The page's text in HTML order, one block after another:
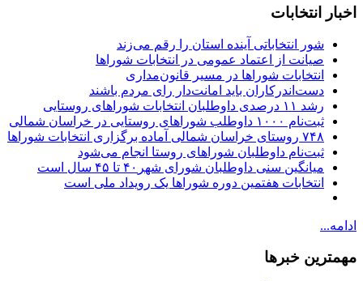
اخبار انتخابات
شور انتخاباتی آینده استان را رقم می‌زند
صیانت از اعتماد عمومی در انتخابات شوراها
انتخابات شوراها در مسیر قانون‌مداری
دست‌اندرکاران باید امانت‌دار رای مردم باشند
رشد ۱۱ درصدی داوطلبان انتخابات شوراهای روستایی
ثبت‌نام ۱۰۰۰ داوطلب شوراهای روستایی در خراسان شمالی
۷۴۸ روستای خراسان شمالی آماده برگزاری انتخابات شوراها
ثبت‌نام داوطلبان شوراهای روستا انجام می‌شود
میانگین سنی داوطلبان شورای شهر۴۰ تا ۴۵ سال است
انتخابات هفتمین دوره شوراها یک رویداد ملی است
ادامه...
مهمترین خبرها